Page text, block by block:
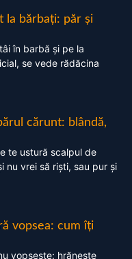
la bărbați: păr și
în barbă și pe la
se vede rădăcina
cărunt: blândă,
te ustură scalpul de
nu vrei să riști, sau pur și
vopsea: cum îți
vopsește: hrănește